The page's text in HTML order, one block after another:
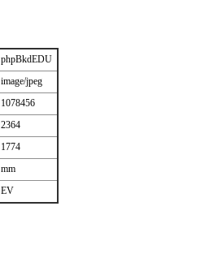
phpBkdEDU
image/jpeg
1078456
2364
1774
mm
EV